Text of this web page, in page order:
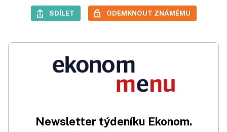
SDÍLET ODEMKNOUT ZNÁMÉMU
Newsletter týdeníku Ekonom.